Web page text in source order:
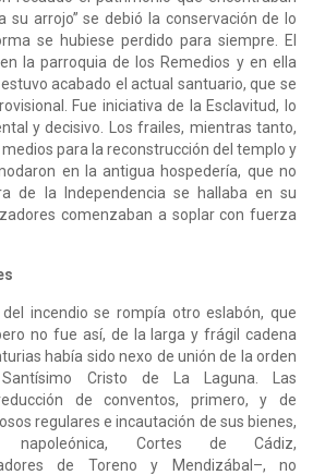
su arrojo” se debió la conservación de lo
se hubiese perdido para siempre. El
la parroquia de los Remedios y en ella
acabado el actual santuario, que se
Fue iniciativa de la Esclavitud, lo
y decisivo. Los frailes, mientras tanto,
para la reconstrucción del templo y
en la antigua hospedería, que no
de la Independencia se hallaba en su
comenzaban a soplar con fuerza
incendio se rompía otro eslabón, que
no fue así, de la larga y frágil cadena
había sido nexo de unión de la orden
Cristo de La Laguna. Las
de conventos, primero, y de
regulares e incautación de sus bienes,
napoleónica, Cortes de Cádiz,
de Toreno y Mendizábal–, no